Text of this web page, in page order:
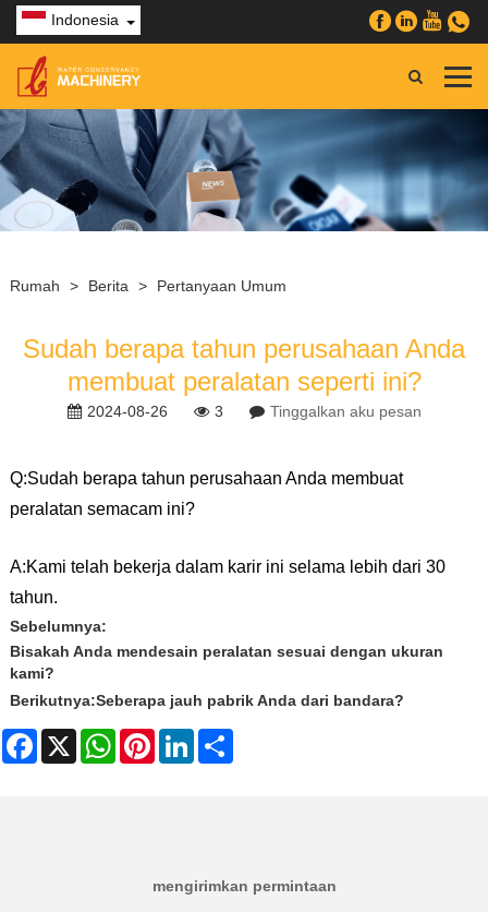
Indonesia
Rumah > Berita > Pertanyaan Umum
Sudah berapa tahun perusahaan Anda
membuat peralatan seperti ini?
2024-08-26 3 Tinggalkan aku pesan
Q:Sudah berapa tahun perusahaan Anda membuat
peralatan semacam ini?
A:Kami telah bekerja dalam karir ini selama lebih dari 30
tahun.
Sebelumnya:
Bisakah Anda mendesain peralatan sesuai dengan ukuran
kami?
Berikutnya:Seberapa jauh pabrik Anda dari bandara?
Facebook
X WhatsAppPinterestLinkedIn
mengirimkan permintaan